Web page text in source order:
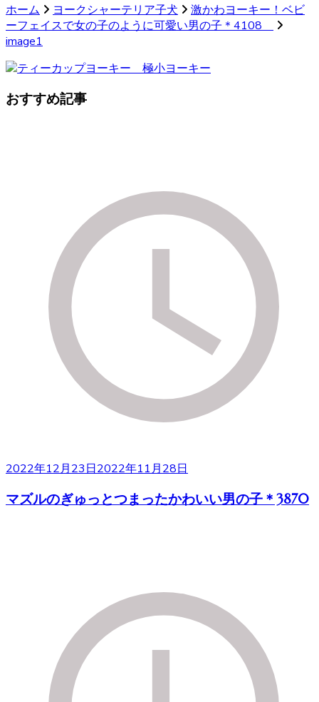
ホーム ヨークシャーテリア子犬
激かわヨーキー！ベビ
ーフェイスで女の子のように可愛い男の子＊4108
image1
おすすめ記事
2022年12月23日2022年11月28日
マズルのぎゅっとつまったかわいい男の子＊3870